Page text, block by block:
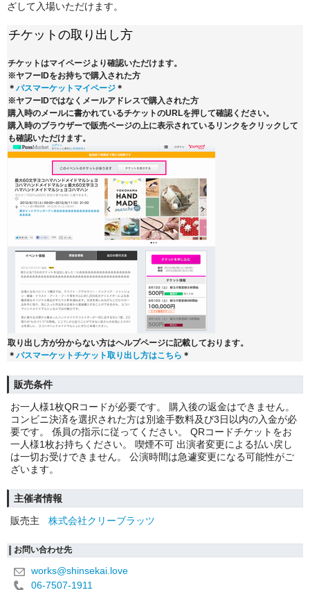
ざして入場いただけます。
チケットの取り出し方
チケットはマイページより確認いただけます。
※ヤフーIDをお持ちで購入された方
＊ パスマーケットマイページ ＊
※ヤフーIDではなくメールアドレスで購入された方
購入時のメールに書かれているチケットのURLを押して確認ください。
購入時のブラウザーで販売ページの上に表示されているリンクをクリックして
も確認いただけます。
取り出し方が分からない方はヘルプページに記載しております。
＊ パスマーケットチケット取り出し方はこちら ＊
販売条件
お一人様1枚QRコードが必要です。 購入後の返金はできません。
コンビニ決済を選択された方は別途手数料及び3日以内の入金が必
要です。 係員の指示に従ってください。 QRコードチケットをお
一人様1枚お持ちください。 喫煙不可 出演者変更による払い戻し
は一切お受けできません。 公演時間は急遽変更になる可能性がご
ざいます。
主催者情報
販売主
株式会社クリーブラッツ
お問い合わせ先
works@shinsekai.love
06-7507-1911